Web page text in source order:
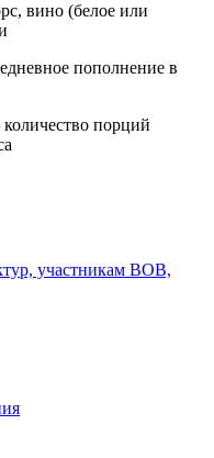
вино (белое или
пополнение в
порций
участникам ВОВ,